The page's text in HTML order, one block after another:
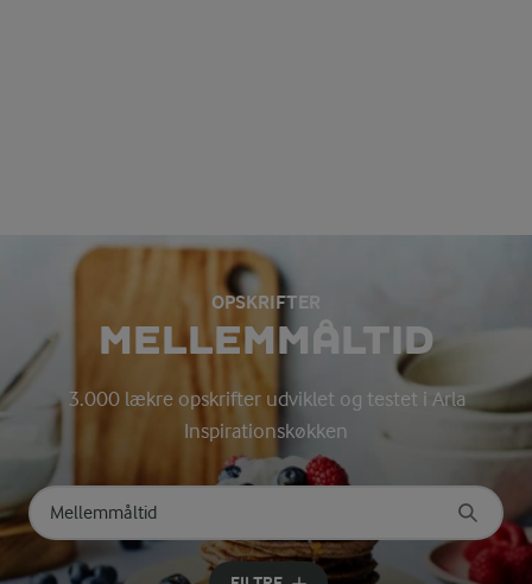
OPSKRIFTER
MELLEMMÅLTID
3.000 lækre opskrifter udviklet og testet i Arla
Inspirationskøkken
Søg på kategori
Indtast søgeord for at søge